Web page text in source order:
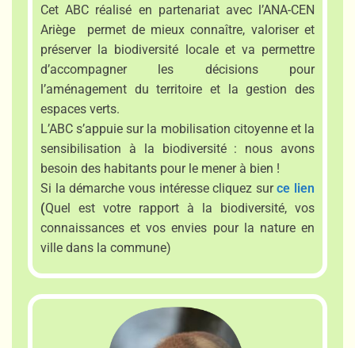
Cet ABC réalisé en partenariat avec l’ANA-CEN
Ariège permet de mieux connaître, valoriser et
préserver la biodiversité locale et va permettre
d’accompagner les décisions pour
l’aménagement du territoire et la gestion des
espaces verts.
L’ABC s’appuie sur la mobilisation citoyenne et la
sensibilisation à la biodiversité : nous avons
besoin des habitants pour le mener à bien !
Si la démarche vous intéresse cliquez surce lien
(Quel est votre rapport à la biodiversité, vos
connaissances et vos envies pour la nature en
ville dans la commune)